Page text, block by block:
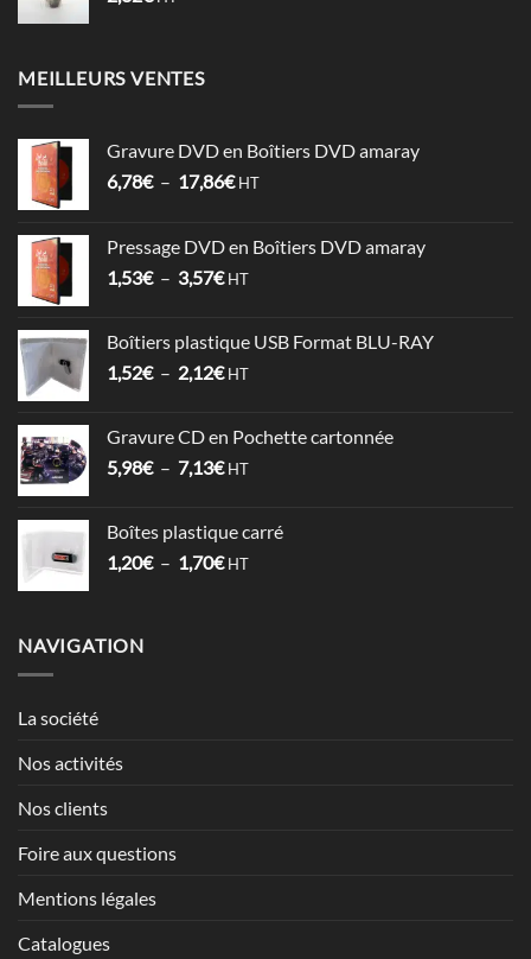
MEILLEURS VENTES
Gravure DVD en Boîtiers DVD amaray
6,78€ – 17,86€Plage
6,78€
à
HT
Pressage DVD en Boîtiers DVD amaray
1,53€ – 3,57€Plage
1,53€
à
HT
Boîtiers plastique USB Format BLU-RAY
1,52€ – 2,12€Plage
1,52€
à
HT
Gravure CD en Pochette cartonnée
5,98€ – 7,13€Plage
5,98€
à
HT
Boîtes plastique carré
1,20€ – 1,70€Plage
HT
NAVIGATION
La société
Nos activités
Nos clients
Foire aux questions
Mentions légales
Catalogues